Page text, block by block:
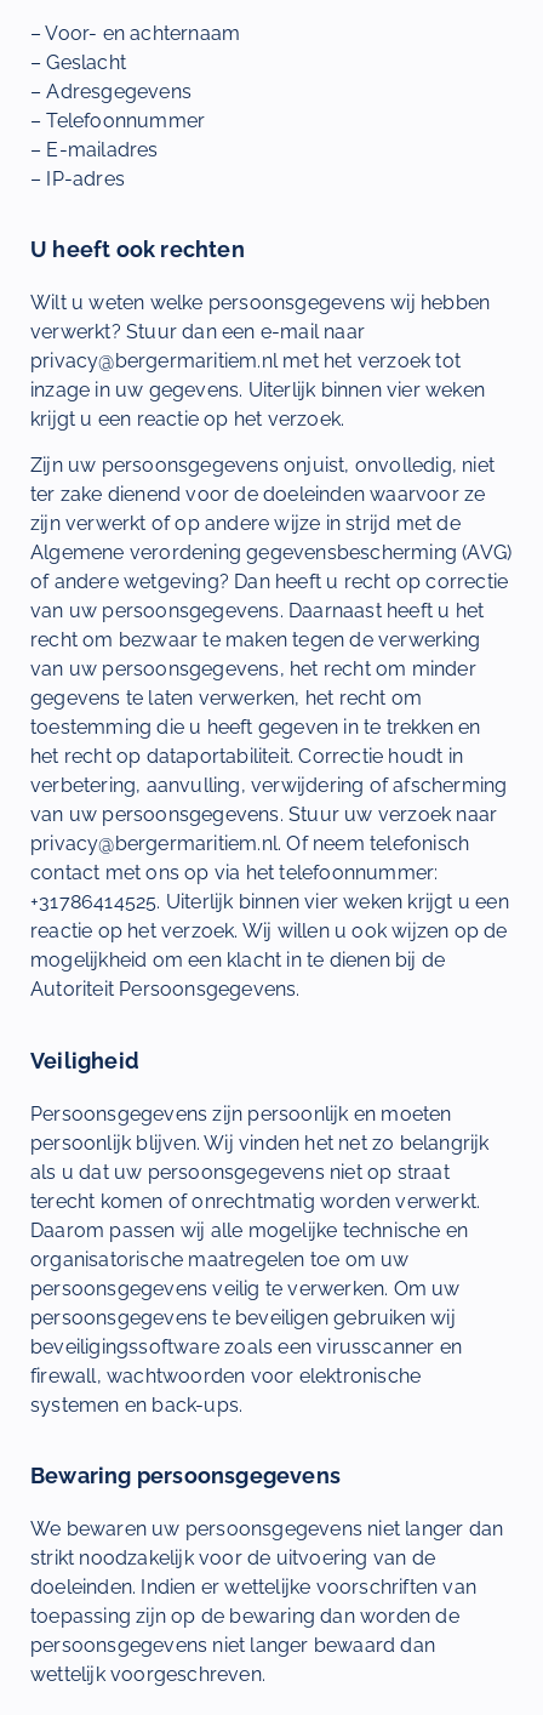
– Voor- en achternaam
– Geslacht
– Adresgegevens
– Telefoonnummer
– E-mailadres
– IP-adres
U heeft ook rechten
Wilt u weten welke persoonsgegevens wij hebben
verwerkt? Stuur dan een e-mail naar
privacy@bergermaritiem.nl met het verzoek tot
inzage in uw gegevens. Uiterlijk binnen vier weken
krijgt u een reactie op het verzoek.
Zijn uw persoonsgegevens onjuist, onvolledig, niet
ter zake dienend voor de doeleinden waarvoor ze
zijn verwerkt of op andere wijze in strijd met de
Algemene verordening gegevensbescherming (AVG)
of andere wetgeving? Dan heeft u recht op correctie
van uw persoonsgegevens. Daarnaast heeft u het
recht om bezwaar te maken tegen de verwerking
van uw persoonsgegevens, het recht om minder
gegevens te laten verwerken, het recht om
toestemming die u heeft gegeven in te trekken en
het recht op dataportabiliteit. Correctie houdt in
verbetering, aanvulling, verwijdering of afscherming
van uw persoonsgegevens. Stuur uw verzoek naar
privacy@bergermaritiem.nl. Of neem telefonisch
contact met ons op via het telefoonnummer:
+31786414525. Uiterlijk binnen vier weken krijgt u een
reactie op het verzoek. Wij willen u ook wijzen op de
mogelijkheid om een klacht in te dienen bij de
Autoriteit Persoonsgegevens.
Veiligheid
Persoonsgegevens zijn persoonlijk en moeten
persoonlijk blijven. Wij vinden het net zo belangrijk
als u dat uw persoonsgegevens niet op straat
terecht komen of onrechtmatig worden verwerkt.
Daarom passen wij alle mogelijke technische en
organisatorische maatregelen toe om uw
persoonsgegevens veilig te verwerken. Om uw
persoonsgegevens te beveiligen gebruiken wij
beveiligingssoftware zoals een virusscanner en
firewall, wachtwoorden voor elektronische
systemen en back-ups.
Bewaring persoonsgegevens
We bewaren uw persoonsgegevens niet langer dan
strikt noodzakelijk voor de uitvoering van de
doeleinden. Indien er wettelijke voorschriften van
toepassing zijn op de bewaring dan worden de
persoonsgegevens niet langer bewaard dan
wettelijk voorgeschreven.